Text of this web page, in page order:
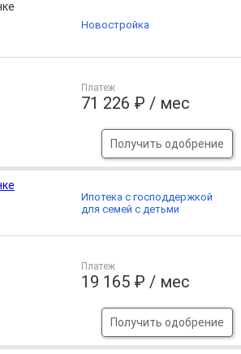
Платеж
71 226 ₽ / мес
Получить одобрение
Новостройка
Платеж
19 165 ₽ / мес
Получить одобрение
Ипотека с господдержкой
для семей с детьми